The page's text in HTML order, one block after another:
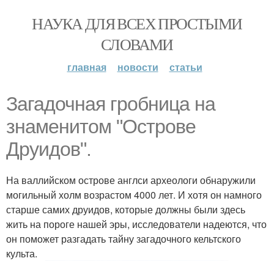
НАУКА ДЛЯ ВСЕХ ПРОСТЫМИ
СЛОВАМИ
главная новости статьи
Загадочная гробница на
знаменитом "Острове
Друидов".
На валлийском острове англси археологи обнаружили
могильный холм возрастом 4000 лет. И хотя он намного
старше самих друидов, которые должны были здесь
жить на пороге нашей эры, исследователи надеются, что
он поможет разгадать тайну загадочного кельтского
культа.